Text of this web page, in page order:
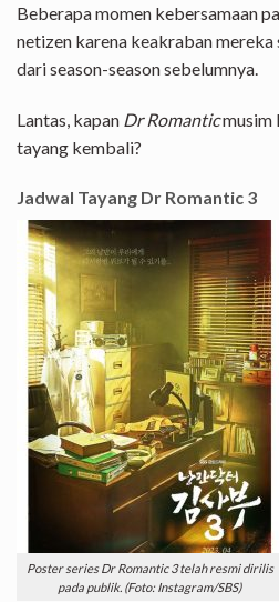
Beberapa momen kebersamaan
netizen karena keakraban
dari season-season sebelumnya.
Lantas, kapan Dr Romanticmusim
tayang kembali?
Jadwal Tayang Dr Romantic 3
Poster series Dr Romantic 3 telah resmi dirilis
pada publik. (Foto: Instagram/SBS)